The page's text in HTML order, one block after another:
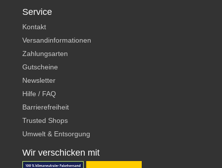
Service
Kontakt
Versandinformationen
Zahlungsarten
Gutscheine
Newsletter
Hilfe / FAQ
Barrierefreiheit
Trusted Shops
Umwelt & Entsorgung
Wir verschicken mit